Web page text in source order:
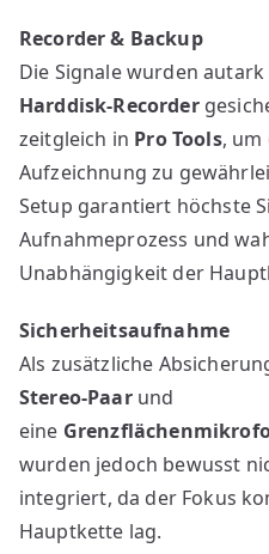
Recorder & Backup
Die Signale wurden
Harddisk-Recorder
zeitgleich in Pro Tools, um
Aufzeichnung zu
Setup garantiert höchste
Aufnahmeprozess und
Unabhängigkeit der
Sicherheitsaufnahme
Als zusätzliche
Stereo-Paarund
eine
wurden jedoch bewusst
integriert, da der Fokus
Hauptkette lag.